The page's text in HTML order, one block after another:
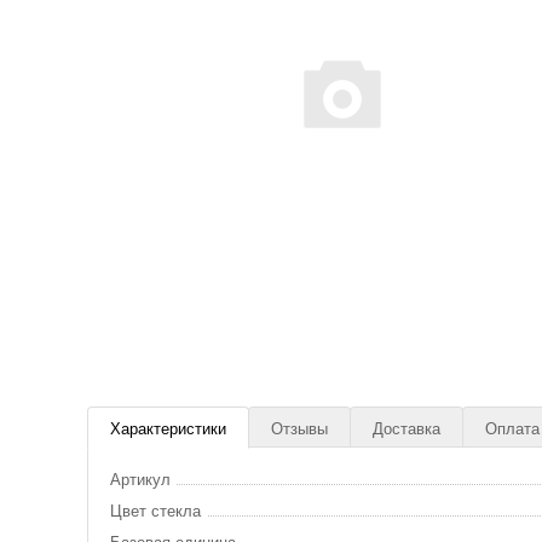
Характеристики Отзывы Доставка Оплата
Артикул
Цвет стекла